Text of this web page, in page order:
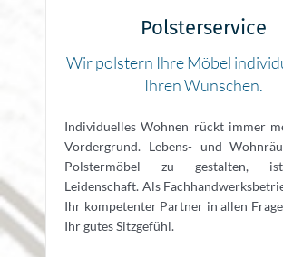
Polsterservice
Wir polstern Ihre Möbel
Ihren Wünschen.
Individuelles Wohnen rückt immer
Vordergrund. Lebens- und
Polstermöbel zu gestalten,
Leidenschaft. Als
Ihr kompetenter Partner in allen
Ihr gutes Sitzgefühl.